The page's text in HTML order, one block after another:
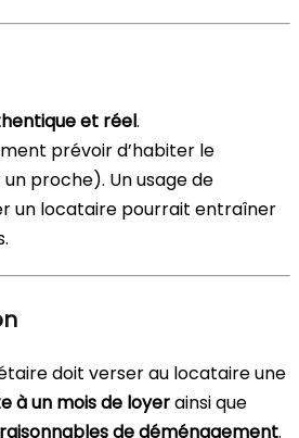
et réel.
prévoir d’habiter le
proche). Un usage de
un locataire pourrait entraîner
doit verser au locataire une
à un mois de loyerainsi que
de déménagement.